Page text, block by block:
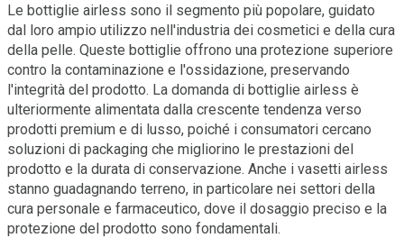
Le bottiglie airless sono il segmento più popolare, guidato
dal loro ampio utilizzo nell'industria dei cosmetici e della cura
della pelle. Queste bottiglie offrono una protezione superiore
contro la contaminazione e l'ossidazione, preservando
l'integrità del prodotto. La domanda di bottiglie airless è
ulteriormente alimentata dalla crescente tendenza verso
prodotti premium e di lusso, poiché i consumatori cercano
soluzioni di packaging che migliorino le prestazioni del
prodotto e la durata di conservazione. Anche i vasetti airless
stanno guadagnando terreno, in particolare nei settori della
cura personale e farmaceutico, dove il dosaggio preciso e la
protezione del prodotto sono fondamentali.